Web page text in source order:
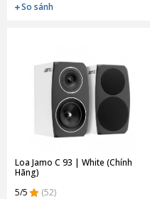
So sánh
Loa Jamo C 93 | White (Chính
Hãng)
5/5
(52)